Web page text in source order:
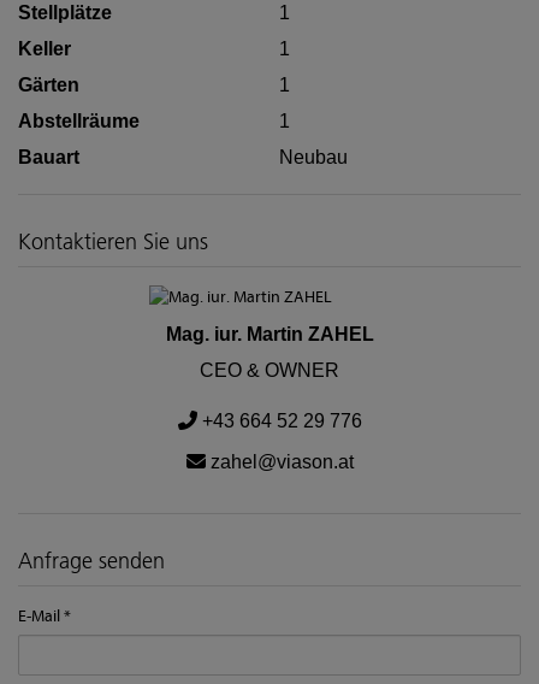
Stellplätze
1
Keller
1
Gärten
1
Abstellräume
1
Bauart
Neubau
Kontaktieren Sie uns
Mag. iur. Martin ZAHEL
CEO & OWNER
+43 664 52 29 776
zahel@viason.at
Anfrage senden
E-Mail